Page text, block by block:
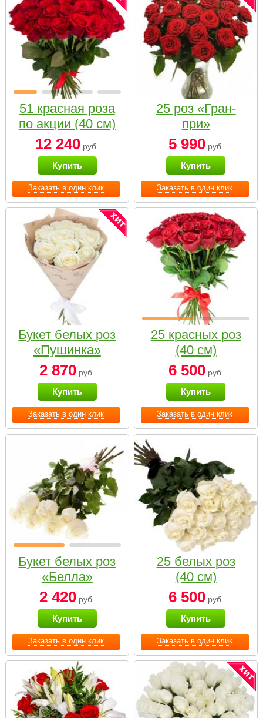
Заказать в один клик
51 красная роза
по акции (40 см)
12 240 руб.
Купить
Заказать в один клик
25 роз «Гран-
при»
5 990руб.
Купить
Заказать в один клик
Букет белых роз
«Пушинка»
2 870 руб.
Купить
Заказать в один клик
25 красных роз
(40 см)
6 500руб.
Купить
Заказать в один клик
Букет белых роз
«Белла»
2 420 руб.
Купить
Заказать в один клик
25 белых роз
(40 см)
6 500руб.
Купить